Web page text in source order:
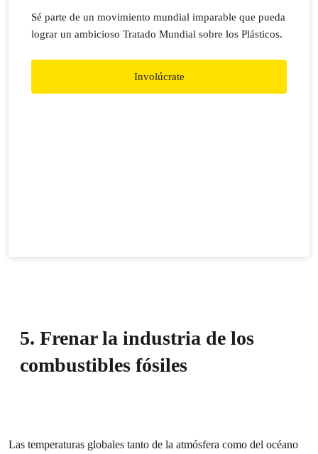
Sé parte de un movimiento mundial imparable que pueda
lograr un ambicioso Tratado Mundial sobre los Plásticos.
Involúcrate
5. Frenar la industria de los
combustibles fósiles
Las temperaturas globales tanto de la atmósfera como del océano